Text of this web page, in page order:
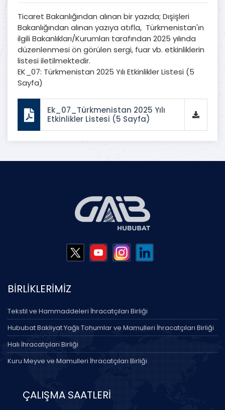
Ticaret Bakanlığından alınan bir yazıda; Dışişleri
Bakanlığından alınan yazıya atıfla, Türkmenistan'ın
ilgili Bakanlıkları/Kurumları tarafından 2025 yılında
düzenlenmesi ön görülen sergi, fuar vb. etkinliklerin
listesi iletilmektedir.
EK_07: Türkmenistan 2025 Yılı Etkinlikler Listesi (5
Sayfa)
Ek_07_Türkmenistan 2025 Yılı
Etkinlikler Listesi (5 Sayfa)
BİRLİKLERİMİZ
Tekstil ve Hammaddeleri İhracatçıları Birliği
Hububat Bakliyat Yağlı Tohumlar ve Mamulleri İhracatçıları Birliği
Halı İhracatçıları Birliği
Kuru Meyve ve Mamulleri İhracatçıları Birliği
ÇALIŞMA SAATLERİ